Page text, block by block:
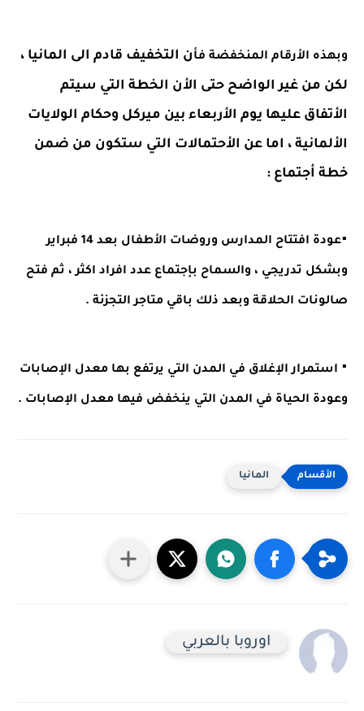
وبهذه الأرقام المنخفضة فأ
خطة أجتماع :
▪︎ عودة افتتاح المدارس وروضات الأطفال بعد 14 فبراير
صالونات الحلاقة وبعد ذلك باقي متاجر التجزئة .
▪︎
وعودة الحياة في المدن التي ينخفض فيها معدل الإصابات .
المانيا
اوروبا بالعربي